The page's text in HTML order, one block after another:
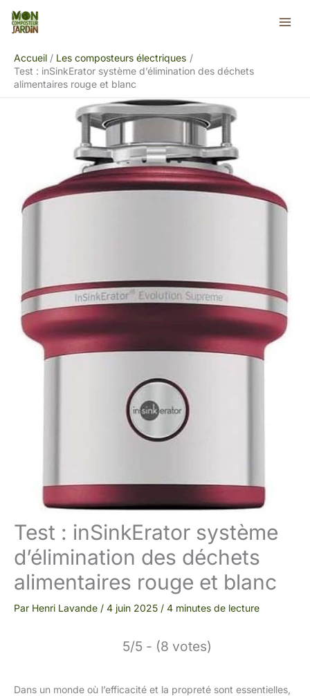
Aller
Accueil
Les composteurs électriques
Test : inSinkErator système d’élimination des déchets
alimentaires rouge et blanc
Test : inSinkErator système
d’élimination des déchets
alimentaires rouge et blanc
Par Henri Lavande / 4 juin 2025 / 4 minutes de lecture
5/5 - (8 votes)
Dans un monde où l’efficacité et la propreté sont essentielles,
Rechercher